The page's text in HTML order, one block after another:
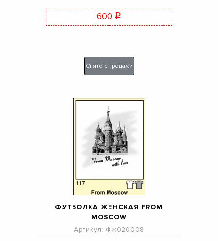
600 q
Снято с продажи
ФУТБОЛКА ЖЕНСКАЯ FROM
MOSCOW
Артикул: Фж020008